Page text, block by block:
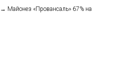
→ Майонез «Провансаль» 67% на